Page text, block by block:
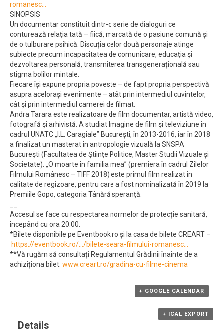
romanesc…
SINOPSIS
Un documentar constituit dintr-o serie de dialoguri ce
conturează relația tată – fiică, marcată de o pasiune comună și
de o tulburare psihică. Discuția celor două personaje atinge
subiecte precum incapacitatea de comunicare, educația și
dezvoltarea personală, transmiterea transgenerațională sau
stigma bolilor mintale.
Fiecare își expune propria poveste – de fapt propria perspectivă
asupra acelorași evenimente – atât prin intermediul cuvintelor,
cât și prin intermediul camerei de filmat.
Andra Tarara este realizatoare de film documentar, artistă video,
fotografă și arhivistă. A studiat Imagine de film și televiziune în
cadrul UNATC „I.L. Caragiale” București, în 2013-2016, iar în 2018
a finalizat un masterat în antropologie vizuală la SNSPA
București (Facultatea de Științe Politice, Master Studii Vizuale și
Societate). „O moarte în familia mea” (premiera în cadrul Zilelor
Filmului Românesc – TIFF 2018) este primul film realizat în
calitate de regizoare, pentru care a fost nominalizată în 2019 la
Premiile Gopo, categoria Tânără speranță.
Accesul se face cu respectarea normelor de protecție sanitară,
începând cu ora 20:00.
*Bilete disponibile pe Eventbook.ro și la casa de bilete CREART –
https://eventbook.ro/…/bilete-seara-filmului-romanesc…
**Vă rugăm să consultați Regulamentul Grădinii înainte de a
achiziționa bilet: www.creart.ro/gradina-cu-filme-cinema
+ GOOGLE CALENDAR
+ ICAL EXPORT
Details